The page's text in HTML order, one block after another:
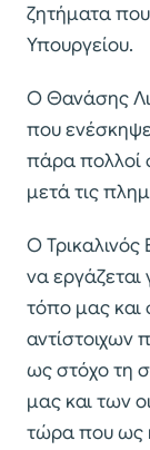
ζητήματα
Υπουργείου.
Ο Θανάσης
που
πάρα πολλοί
μετά τις
Ο Τρικαλινός
να
τόπο μας και
αντίστοιχων
ως στόχο τη
μας και των
τώρα που ως